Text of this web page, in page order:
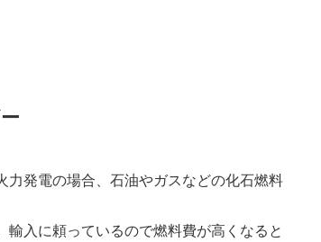
力発電の場合、石油やガスなどの化石燃料
入に頼っているので燃料費が高くなると